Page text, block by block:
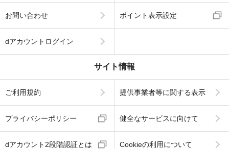
お問い合わせ ポイント表示設定
dアカウントログイン
サイト情報
ご利用規約 提供事業者等に関する表示
プライバシーポリシー 健全なサービスに向けて
dアカウント2段階認証とは Cookieの利用について